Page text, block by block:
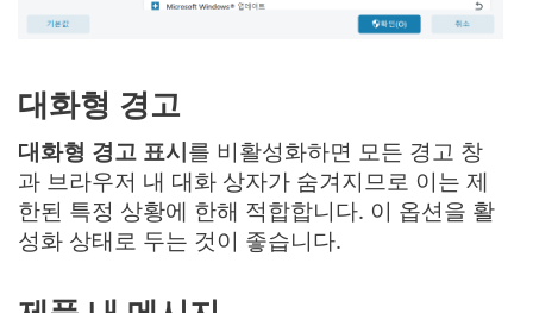
대화형 경고
대화형 경고 표시를 비활성화하면 모든 경고 창
과 브라우저 내 대화 상자가 숨겨지므로 이는 제
한된 특정 상황에 한해 적합합니다. 이 옵션을 활
성화 상태로 두는 것이 좋습니다.